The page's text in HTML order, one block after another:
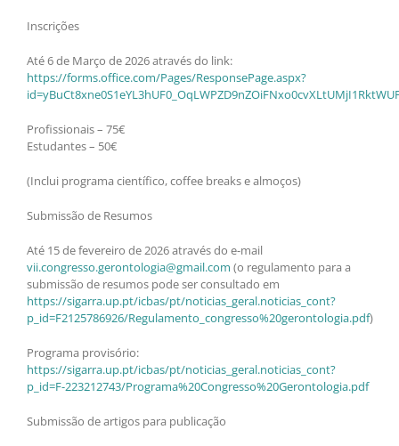
Inscrições
Até 6 de Março de 2026 através do link:
https://forms.office.com/Pages/ResponsePage.aspx?
Profissionais – 75€
Estudantes – 50€
(Inclui programa científico, coffee breaks e almoços)
Submissão de Resumos
Até 15 de fevereiro de 2026 através do e-mail
vii.congresso.gerontologia@gmail.com (o regulamento para a
submissão de resumos pode ser consultado em
https://sigarra.up.pt/icbas/pt/noticias_geral.noticias_cont?
p_id=F2125786926/Regulamento_congresso%20gerontologia.pdf)
Programa provisório:
https://sigarra.up.pt/icbas/pt/noticias_geral.noticias_cont?
p_id=F-223212743/Programa%20Congresso%20Gerontologia.pdf
Submissão de artigos para publicação